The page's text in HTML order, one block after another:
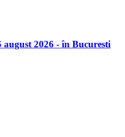
2026 - în Bucuresti